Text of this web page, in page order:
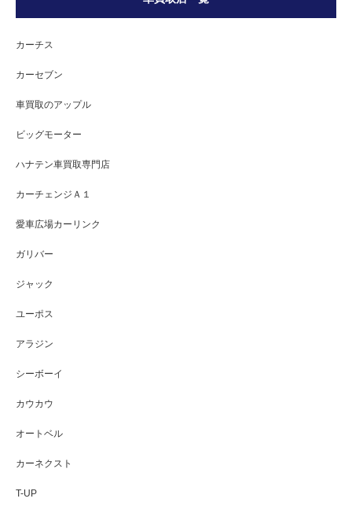
カーチス
カーセブン
車買取のアップル
ビッグモーター
ハナテン車買取専門店
カーチェンジＡ１
愛車広場カーリンク
ガリバー
ジャック
ユーポス
アラジン
シーボーイ
カウカウ
オートベル
カーネクスト
T-UP